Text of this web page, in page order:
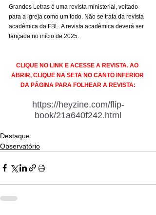
Grandes Letras é uma revista ministerial, voltado
para a igreja como um todo. Não se trata da revista
acadêmica da FBL. A revista acadêmica deverá ser
lançada no início de 2025.
CLIQUE NO LINK E ACESSE A REVISTA. AO
ABRIR, CLIQUE NA SETA NO CANTO INFERIOR
DA PÁGINA PARA FOLHEAR A REVISTA:
https://heyzine.com/flip-
book/21a640f242.html
Destaque
Observatório